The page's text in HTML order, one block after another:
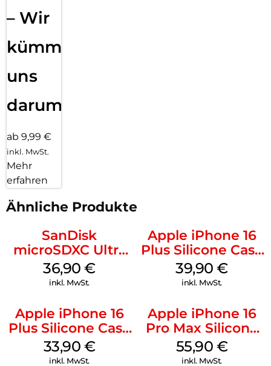
– Wir
kümmern
uns
darum!
ab 9,99 €
inkl. MwSt.
Mehr
erfahren
Ähnliche Produkte
SanDisk
microSDXC Ultra
128 GB + Adapter
Mobile
36,90€
inkl. MwSt.
Apple iPhone 16
Plus Silicone Case
MagSafe Plum
39,90€
inkl. MwSt.
Apple iPhone 16
Plus Silicone Case
MagSafe Lake
Green
33,90 €
inkl. MwSt.
Apple iPhone 16
Pro Max Silicone
Case MagSafe
Stone Gray
55,90 €
inkl. MwSt.